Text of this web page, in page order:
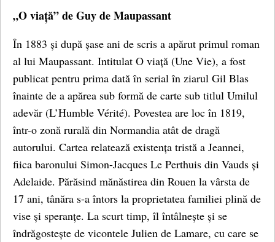
„O viață” de Guy de Maupassant
În 1883 și după șase ani de scris a apărut primul roman
al lui Maupassant. Intitulat O viață (Une Vie), a fost
publicat pentru prima dată în serial în ziarul Gil Blas
înainte de a apărea sub formă de carte sub titlul Umilul
adevăr (L’Humble Vérité). Povestea are loc în 1819,
într-o zonă rurală din Normandia atât de dragă
autorului. Cartea relatează existența tristă a Jeannei,
fiica baronului Simon-Jacques Le Perthuis din Vauds și
Adelaide. Părăsind mănăstirea din Rouen la vârsta de
17 ani, tânăra s-a întors la proprietatea familiei plină de
vise și speranțe. La scurt timp, îl întâlnește și se
îndrăgostește de vicontele Julien de Lamare, cu care se